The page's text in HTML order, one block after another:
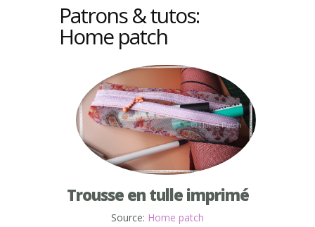
Patrons & tutos:
Home patch
Trousse en tulle imprimé
Source: Home patch